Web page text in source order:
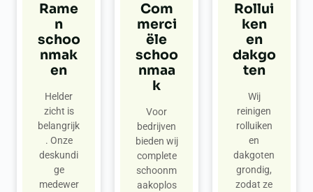
Rame
n
schoo
nmak
en
Helder
zicht is
belangrijk
. Onze
deskundi
ge
medewer
Com
merci
ële
schoo
nmaa
k
Voor
bedrijven
bieden wij
complete
schoonm
aakoplos
Rollui
ken
en
dakgo
ten
Wij
reinigen
rolluiken
en
dakgoten
grondig,
zodat ze